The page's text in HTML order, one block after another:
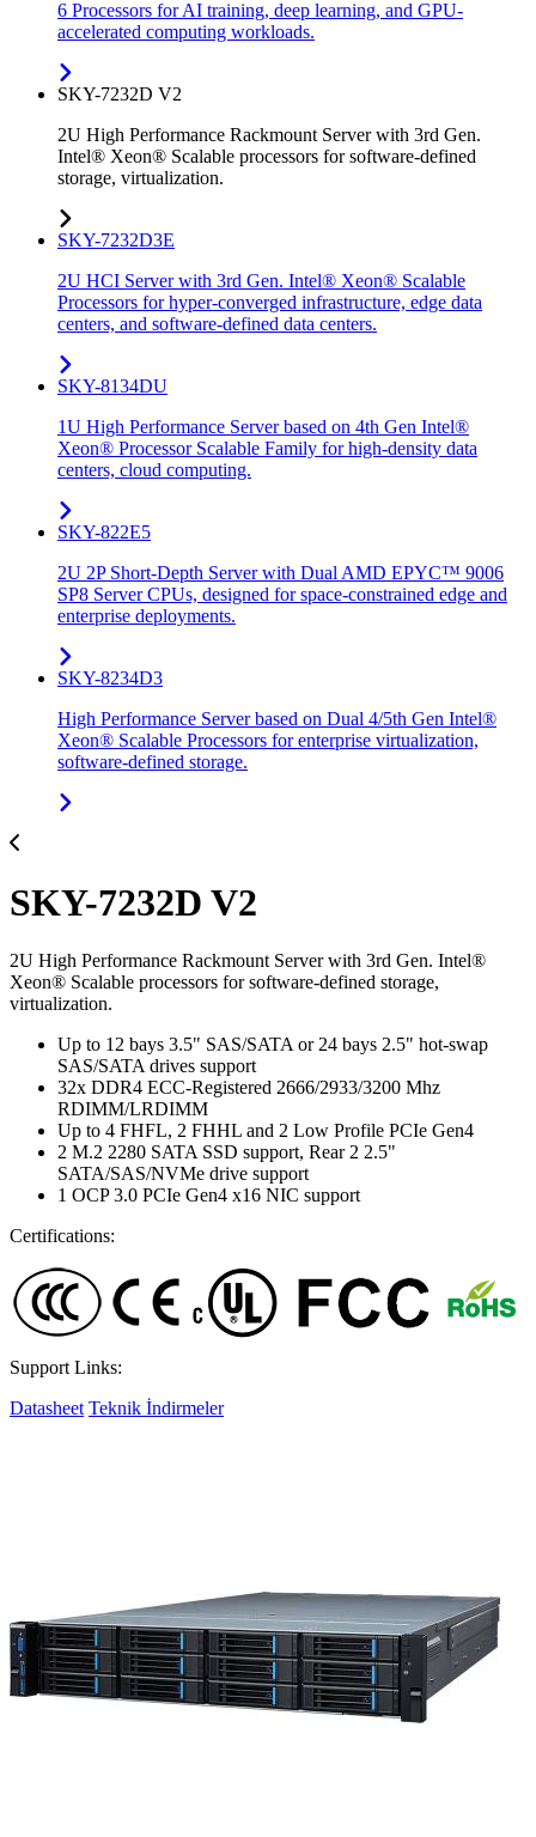
6 Processors for AI training, deep learning, and GPU-
accelerated computing workloads.
SKY-7232D V2
2U High Performance Rackmount Server with 3rd Gen.
Intel® Xeon® Scalable processors for software-defined
storage, virtualization.
SKY-7232D3E
2U HCI Server with 3rd Gen. Intel® Xeon® Scalable
Processors for hyper-converged infrastructure, edge data
centers, and software-defined data centers.
SKY-8134DU
1U High Performance Server based on 4th Gen Intel®
Xeon® Processor Scalable Family for high-density data
centers, cloud computing.
SKY-822E5
2U 2P Short-Depth Server with Dual AMD EPYC™ 9006
SP8 Server CPUs, designed for space-constrained edge and
enterprise deployments.
SKY-8234D3
High Performance Server based on Dual 4/5th Gen Intel®
Xeon® Scalable Processors for enterprise virtualization,
software-defined storage.
SKY-7232D V2
2U High Performance Rackmount Server with 3rd Gen. Intel®
Xeon® Scalable processors for software-defined storage,
virtualization.
Up to 12 bays 3.5" SAS/SATA or 24 bays 2.5" hot-swap
SAS/SATA drives support
32x DDR4 ECC-Registered 2666/2933/3200 Mhz
RDIMM/LRDIMM
Up to 4 FHFL, 2 FHHL and 2 Low Profile PCIe Gen4
2 M.2 2280 SATA SSD support, Rear 2 2.5"
SATA/SAS/NVMe drive support
1 OCP 3.0 PCIe Gen4 x16 NIC support
Certifications:
Support Links:
Datasheet Teknik İndirmeler